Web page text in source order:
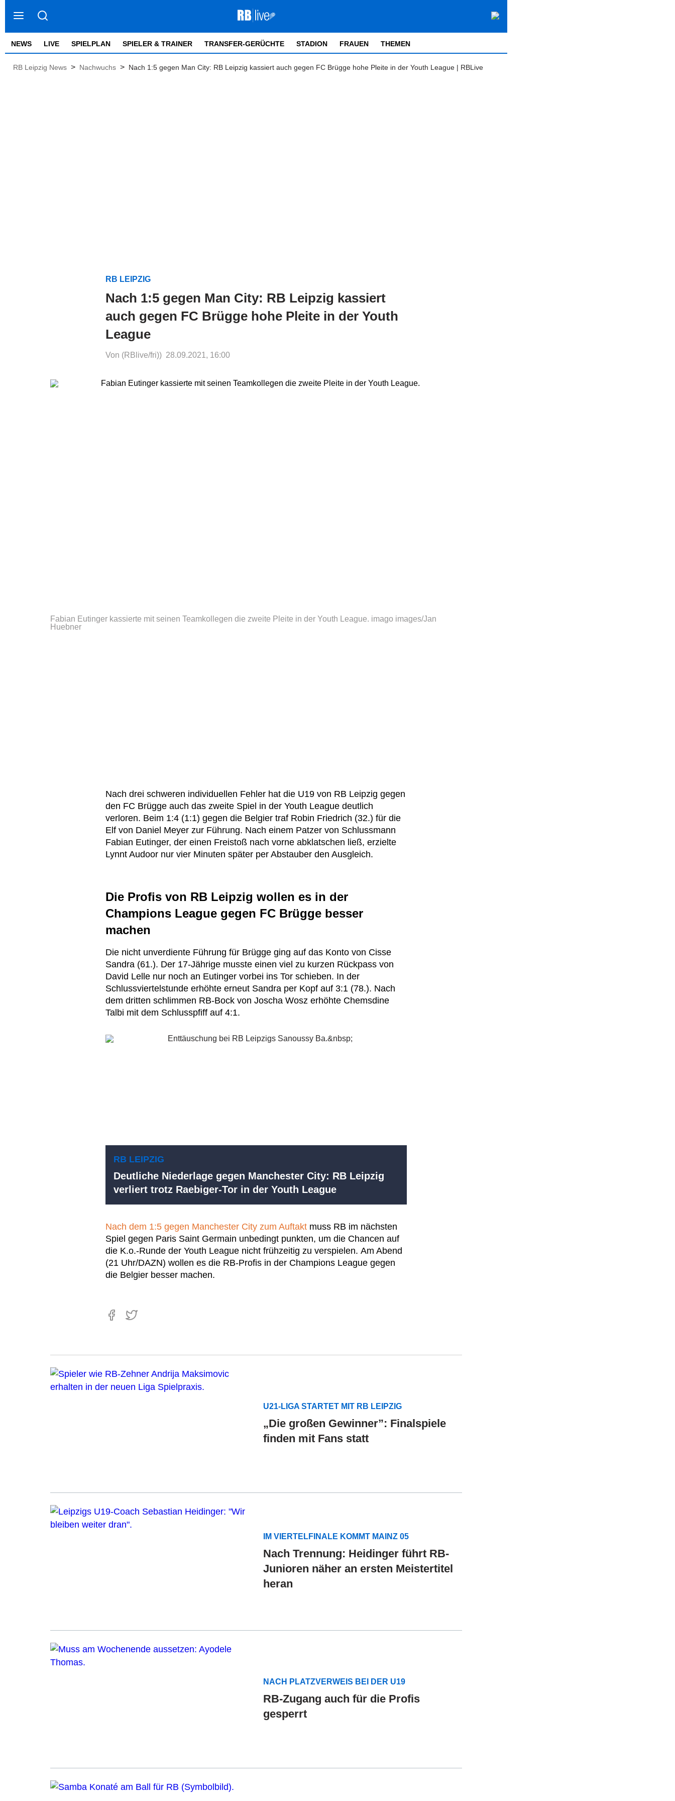
NEWS LIVE SPIELPLAN SPIELER & TRAINER TRANSFER-GERÜCHTE STADION FRAUEN THEMEN
RB Leipzig News > Nachwuchs > Nach 1:5 gegen Man City: RB Leipzig kassiert auch gegen FC Brügge hohe Pleite in der Youth League | RBLive
RB LEIPZIG
Nach 1:5 gegen Man City: RB Leipzig kassiert
auch gegen FC Brügge hohe Pleite in der Youth
League
Von (RBlive/fri)) 28.09.2021, 16:00
Fabian Eutinger kassierte mit seinen Teamkollegen die zweite Pleite in der Youth League. imago images/Jan
Huebner
Nach drei schweren individuellen Fehler hat die U19 von RB Leipzig gegen
den FC Brügge auch das zweite Spiel in der Youth League deutlich
verloren. Beim 1:4 (1:1) gegen die Belgier traf Robin Friedrich (32.) für die
Elf von Daniel Meyer zur Führung. Nach einem Patzer von Schlussmann
Fabian Eutinger, der einen Freistoß nach vorne abklatschen ließ, erzielte
Lynnt Audoor nur vier Minuten später per Abstauber den Ausgleich.
Die Profis von RB Leipzig wollen es in der
Champions League gegen FC Brügge besser
machen
Die nicht unverdiente Führung für Brügge ging auf das Konto von Cisse
Sandra (61.). Der 17-Jährige musste einen viel zu kurzen Rückpass von
David Lelle nur noch an Eutinger vorbei ins Tor schieben. In der
Schlussviertelstunde erhöhte erneut Sandra per Kopf auf 3:1 (78.). Nach
dem dritten schlimmen RB-Bock von Joscha Wosz erhöhte Chemsdine
Talbi mit dem Schlusspfiff auf 4:1.
RB LEIPZIG
Deutliche Niederlage gegen Manchester City: RB Leipzig
verliert trotz Raebiger-Tor in der Youth League
Nach dem 1:5 gegen Manchester City zum Auftakt muss RB im nächsten
Spiel gegen Paris Saint Germain unbedingt punkten, um die Chancen auf
die K.o.-Runde der Youth League nicht frühzeitig zu verspielen. Am Abend
(21 Uhr/DAZN) wollen es die RB-Profis in der Champions League gegen
die Belgier besser machen.
U21-LIGA STARTET MIT RB LEIPZIG
„Die großen Gewinner”: Finalspiele
finden mit Fans statt
IM VIERTELFINALE KOMMT MAINZ 05
Nach Trennung: Heidinger führt RB-
Junioren näher an ersten Meistertitel
heran
NACH PLATZVERWEIS BEI DER U19
RB-Zugang auch für die Profis
gesperrt